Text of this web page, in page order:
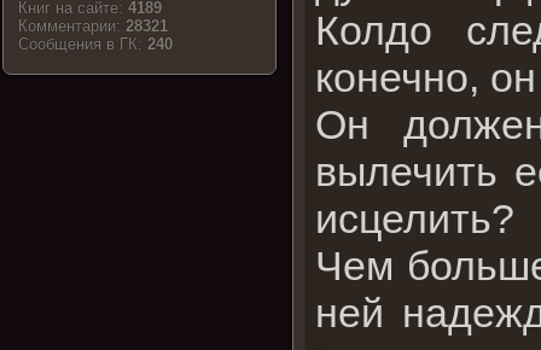
Книг на сайте:4189
Комментарии:28321
Cообщения в ГК:240
Колдо
конечно,
Он
вылечить
исцелить?
Чем
ней